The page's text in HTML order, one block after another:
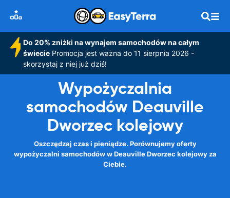
Do 20% zniżki na wynajem samochodów na całym
świeciePromocja jest ważna do 11 sierpnia 2026 -
skorzystaj z niej już dziś!
Wypożyczalnia
samochodów Deauville
Dworzec kolejowy
Oszczędzaj czas i pieniądze. Porównujemy oferty
wypożyczalni samochodów w Deauville Dworzec kolejowy za
Ciebie.